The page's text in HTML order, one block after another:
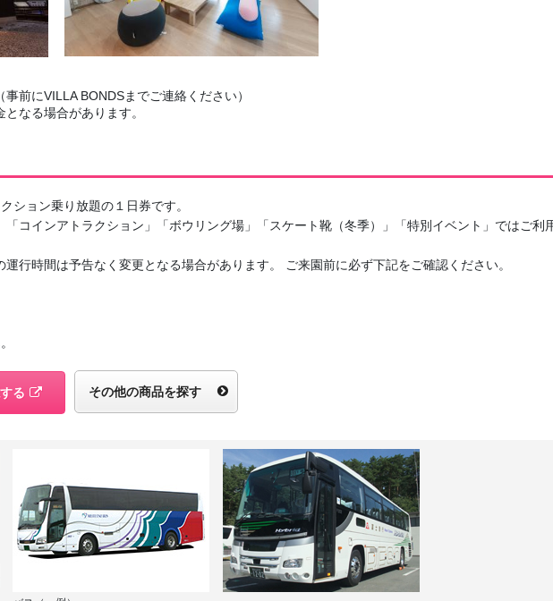
前にVILLA BONDSまでご連絡ください）
なる場合があります。
ション乗り放題の１日券です。
コインアトラクション」「ボウリング場」「スケート靴（冬季）」「特別イベント」ではご利
行時間は予告なく変更となる場合があります。 ご来園前に必ず下記をご確認ください。
る その他の商品を探す